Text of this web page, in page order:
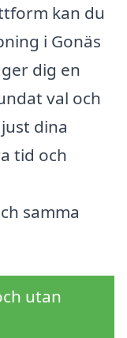
kan du
i Gonäs
dig en
val och
dina
tid och
samma
utan